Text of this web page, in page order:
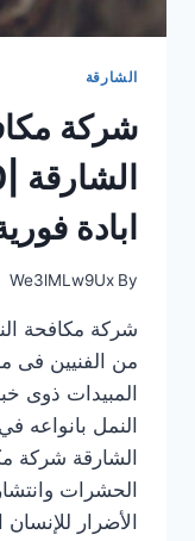
الشارقة
شركة
ابادة
By
We3lMLw9Ux
شركة مكافحة
من الفنيين
المبيدات ذوى
النمل بانواعه
الشارقة شركة
الحشرات
الأضرار